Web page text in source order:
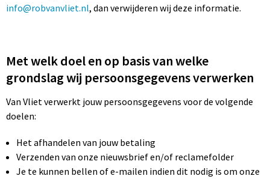
Spellen voor binnen en buiten
Veiligheid, Auto en Fiets
Vrije tijd en Strand
Matrozentassen
Opvouwbare tassen
Papieren tassen
Promotietassen
Schoenen
Sweaters
T-Shirts
Veiligheidsvesten en Veiligheidshesjes
info@robvanvliet.nl, dan verwijderen wij deze informatie.
Met welk doel en op basis van welke
grondslag wij persoonsgegevens verwerken
Van Vliet verwerkt jouw persoonsgegevens voor de volgende
doelen:
Het afhandelen van jouw betaling
Verzenden van onze nieuwsbrief en/of reclamefolder
Je te kunnen bellen of e-mailen indien dit nodig is om onze